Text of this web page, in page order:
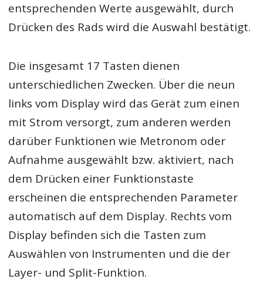
entsprechenden Werte ausgewählt, durch
Drücken des Rads wird die Auswahl bestätigt.
Die insgesamt 17 Tasten dienen
unterschiedlichen Zwecken. Über die neun
links vom Display wird das Gerät zum einen
mit Strom versorgt, zum anderen werden
darüber Funktionen wie Metronom oder
Aufnahme ausgewählt bzw. aktiviert, nach
dem Drücken einer Funktionstaste
erscheinen die entsprechenden Parameter
automatisch auf dem Display. Rechts vom
Display befinden sich die Tasten zum
Auswählen von Instrumenten und die der
Layer- und Split-Funktion.